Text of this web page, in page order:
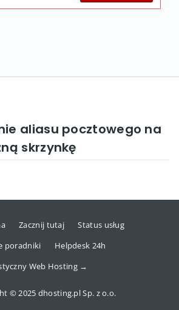
aliasu pocztowego na
skrzynkę
Zacznij tutaj
Status usług
poradniki
Helpdesk 24h
Web Hosting →
© 2025 dhosting.pl Sp. z o.o.